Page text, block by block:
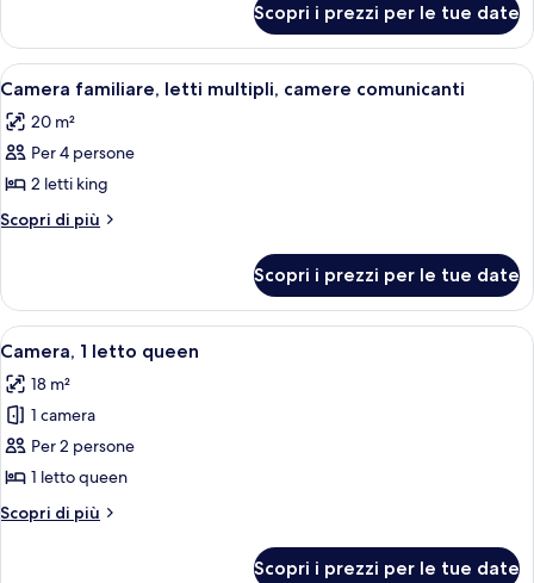
king
(Super)
Standard,
letto
(Super)
Scopri i prezzi per le tue date
Apri
tutte
le
foto
per
Camera
multipli,
camere
comunicanti
Una moderna camera d'albergo
9
Camera familiare, letti multipli, camere comunicanti
20 m²
Per 4 persone
2 letti king
Scopri di più
Altri
familiare,
letti
multipli,
comunicanti
Scopri i prezzi per le tue date
Apri
tutte
le
foto
per
Camera,
1
letto
Una camera d'albergo con un letto,
7
Camera, 1 letto queen
18 m²
1 camera
Per 2 persone
1 letto queen
Scopri di più
Altri
Scopri i prezzi per le tue date